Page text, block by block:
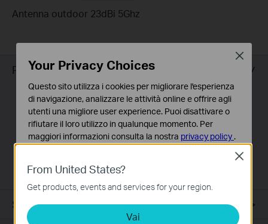
Antenna outdoor 23dBi 5Ghz
Panoramica
Descrizione
TL-ANT5823B è un'antenna direzionale per l'utilizzo
esterno che conferisce un guadagno di 23dBi in banda
5 GHz.
Specifiche
From United States?
Get products, events and services for your region.
Vai
Close
Your Privacy Choices
Questo sito utilizza i cookies per migliorare l'esperienza
di navigazione, analizzare le attività online e offrire agli
utenti una migliore user experience. Puoi disattivare o
rifiutare il loro utilizzo in qualunque momento. Per
maggiori informazioni consulta la nostra privacy policy .
Questi cookies sono necessari per il corretto
funzionamento del sito e non possono essere disattivati
nel tuo sistema.
Analytics e Marketing Cookies
Close